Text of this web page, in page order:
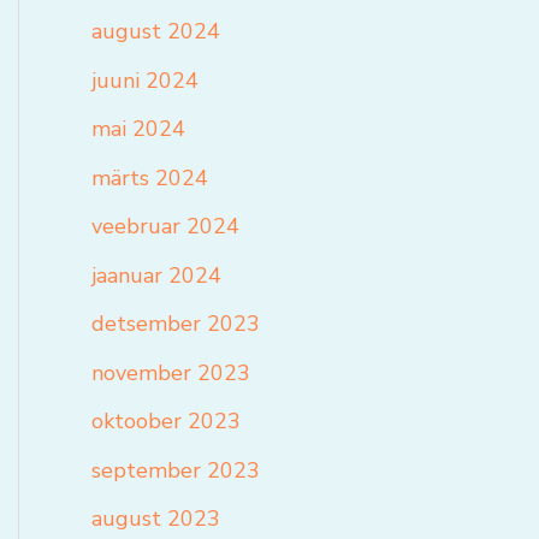
august 2024
juuni 2024
mai 2024
märts 2024
veebruar 2024
jaanuar 2024
detsember 2023
november 2023
oktoober 2023
september 2023
august 2023